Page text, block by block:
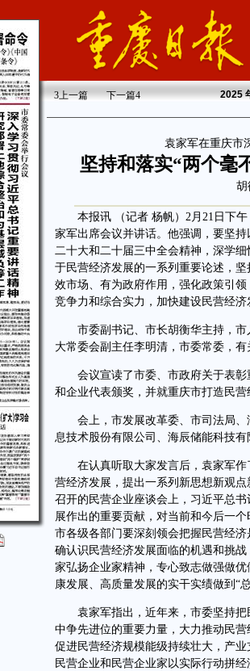
3上一篇 下一篇4 2025
袁家军在重庆市
坚持和落实“两个毫
胡
本报讯 （记者 杨帆）2月21日下午
家军出席会议并讲话。他强调，要坚
二十大和二十届三中全会精神，深学
于民营经济发展的一系列重要论述，
效市场、有为政府作用，强化政策引
竞争力和综合实力，加快建设民营经
市委副书记、市长胡衡华主持，市
大常委会副主任李明清，市委常委，有
会议宣读了市委、市政府关于表彰
和企业代表颁奖，并就重庆市打造民
会上，市发展改革委、市司法局、
息技术股份有限公司、海辰储能科技有
在认真听取大家发言后，袁家军作
营经济发展，提出一系列新思想新观
召开的民营企业座谈会上，习近平总
展作出的重要贡献，对当前和今后一
市各级各部门要深刻领会把握民营经
确认识民营经济发展面临的机遇和挑
家弘扬企业家精神，专心致志做强做
康发展、高质量发展的实干实绩做到“
袁家军指出，近年来，市委坚持把
中争先进位的重要力量，大力推动民
促进民营经济规模能级持续壮大，产
民营企业和民营企业家以实际行动拼